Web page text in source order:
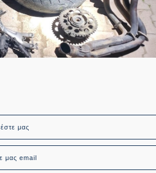
μας
μας email